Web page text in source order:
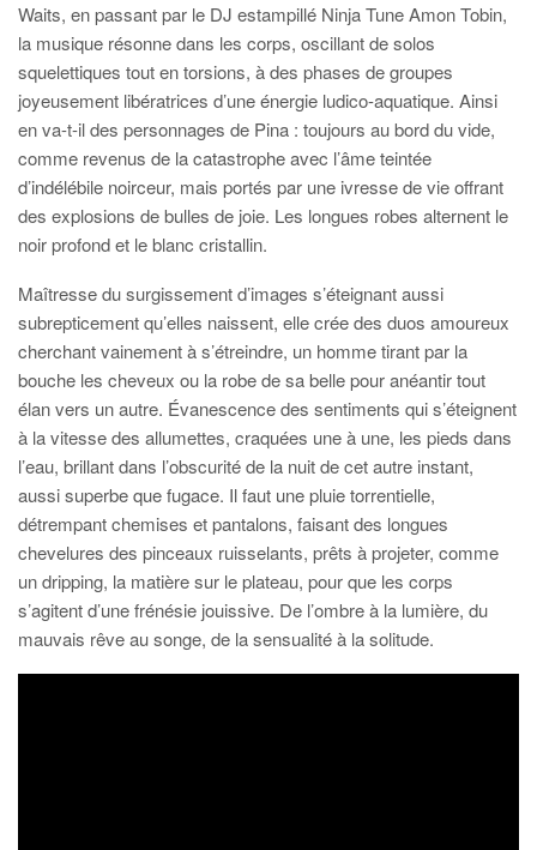
Waits, en passant par le DJ estampillé Ninja Tune Amon Tobin,
la musique résonne dans les corps, oscillant de solos
squelettiques tout en torsions, à des phases de groupes
joyeusement libératrices d’une énergie ludico-aquatique. Ainsi
en va-t-il des personnages de Pina : toujours au bord du vide,
comme revenus de la catastrophe avec l’âme teintée
d’indélébile noirceur, mais portés par une ivresse de vie offrant
des explosions de bulles de joie. Les longues robes alternent le
noir profond et le blanc cristallin.
Maîtresse du surgissement d’images s’éteignant aussi
subrepticement qu’elles naissent, elle crée des duos amoureux
cherchant vainement à s’étreindre, un homme tirant par la
bouche les cheveux ou la robe de sa belle pour anéantir tout
élan vers un autre. Évanescence des sentiments qui s’éteignent
à la vitesse des allumettes, craquées une à une, les pieds dans
l’eau, brillant dans l’obscurité de la nuit de cet autre instant,
aussi superbe que fugace. Il faut une pluie torrentielle,
détrempant chemises et pantalons, faisant des longues
chevelures des pinceaux ruisselants, prêts à projeter, comme
un dripping, la matière sur le plateau, pour que les corps
s’agitent d’une frénésie jouissive. De l’ombre à la lumière, du
mauvais rêve au songe, de la sensualité à la solitude.